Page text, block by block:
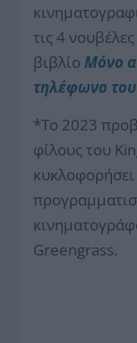
τις 4
βιβλίοΜόνο
τηλέφωνο
*Το 2023
φίλους του
κυκλοφορήσει
Greengrass.